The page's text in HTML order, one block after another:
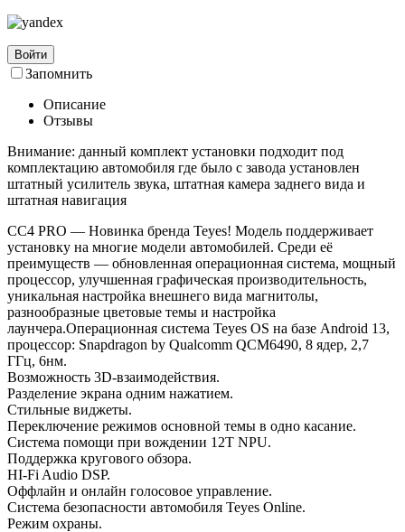
Войти
Запомнить
Описание
Отзывы
Внимание: данный комплект установки подходит под
комплектацию автомобиля где было с завода установлен
штатный усилитель звука, штатная камера заднего вида и
штатная навигация
СС4 PRO — Новинка бренда Teyes! Модель поддерживает
установку на многие модели автомобилей. Среди её
преимуществ — обновленная операционная система, мощный
процессор, улучшенная графическая производительность,
уникальная настройка внешнего вида магнитолы,
разнообразные цветовые темы и настройка
лаунчера.Операционная система Teyes OS на базе Android 13,
процессор: Snapdragon by Qualcomm QCM6490, 8 ядер, 2,7
ГГц, 6нм.
Возможность 3D-взаимодействия.
Разделение экрана одним нажатием.
Стильные виджеты.
Переключение режимов основной темы в одно касание.
Система помощи при вождении 12T NPU.
Поддержка кругового обзора.
HI-Fi Audio DSP.
Оффлайн и онлайн голосовое управление.
Система безопасности автомобиля Teyes Online.
Режим охраны.